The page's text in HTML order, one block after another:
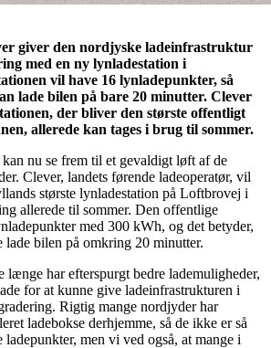
giver den nordjyske ladeinfrastruktur
med en ny lynladestation i
vil have 16 lynladepunkter, så
lade bilen på bare 20 minutter. Clever
der bliver den største offentligt
allerede kan tages i brug til sommer.
nu se frem til et gevaldigt løft af de
Clever, landets førende ladeoperatør, vil
største lynladestation på Loftbrovej i
allerede til sommer. Den offentlige
med 300 kWh, og det betyder,
bilen på omkring 20 minutter.
længe har efterspurgt bedre lademuligheder,
for at kunne give ladeinfrastrukturen i
Rigtig mange nordjyder har
ladebokse derhjemme, så de ikke er så
men vi ved også, at mange i